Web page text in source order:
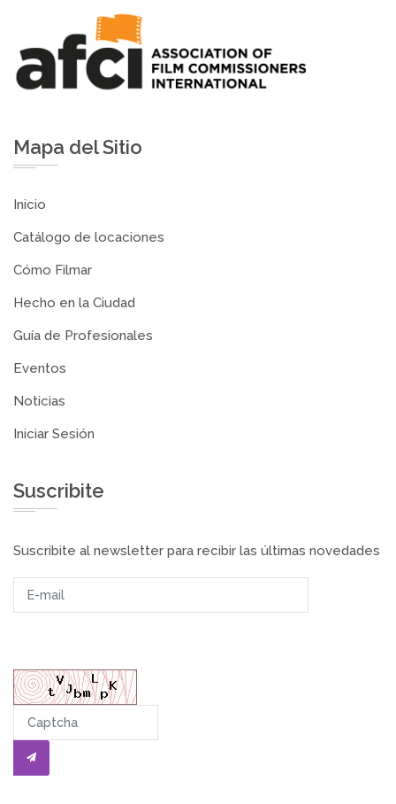
Mapa del Sitio
Inicio
Catálogo de locaciones
Cómo Filmar
Hecho en la Ciudad
Guía de Profesionales
Eventos
Noticias
Iniciar Sesión
Suscribite
Suscribite al newsletter para recibir las últimas novedades